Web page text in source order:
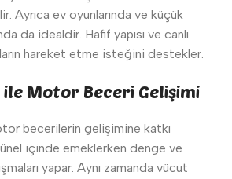
Ayrıca ev oyunlarında ve küçük
da idealdir. Hafif yapısı ve canlı
hareket etme isteğini destekler.
ile Motor Beceri Gelişimi
becerilerin gelişimine katkı
içinde emeklerken denge ve
yapar. Aynı zamanda vücut